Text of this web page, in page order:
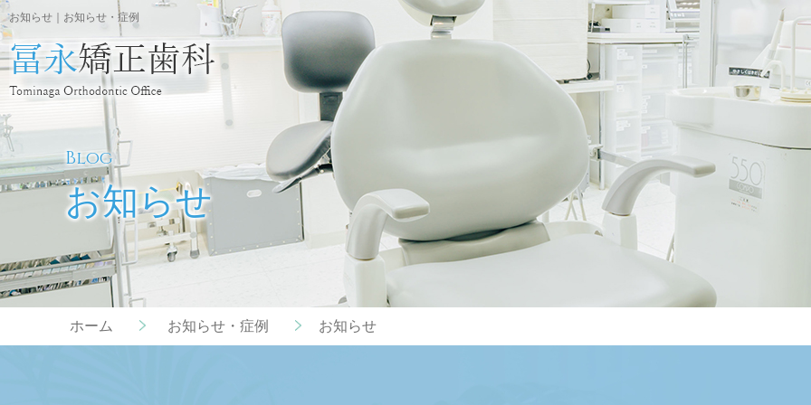
お知らせ｜お知らせ・症例
Blog
お知らせ
ホーム お知らせ・症例 お知らせ